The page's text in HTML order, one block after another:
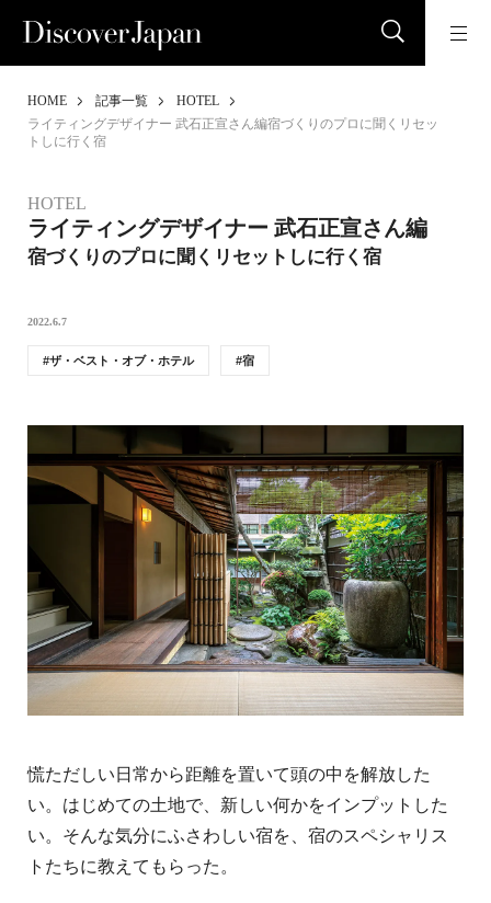
HOME 記事一覧
HOTEL
ライティングデザイナー 武石正宣さん編宿づくりのプロに聞くリセッ
トしに行く宿
HOTEL
ライティングデザイナー 武石正宣さん編
宿づくりのプロに聞くリセットしに行く宿
2022.6.7
ザ・ベスト・オブ・ホテル 宿
慌ただしい日常から距離を置いて頭の中を解放した
い。はじめての土地で、新しい何かをインプットした
い。そんな気分にふさわしい宿を、宿のスペシャリス
トたちに教えてもらった。